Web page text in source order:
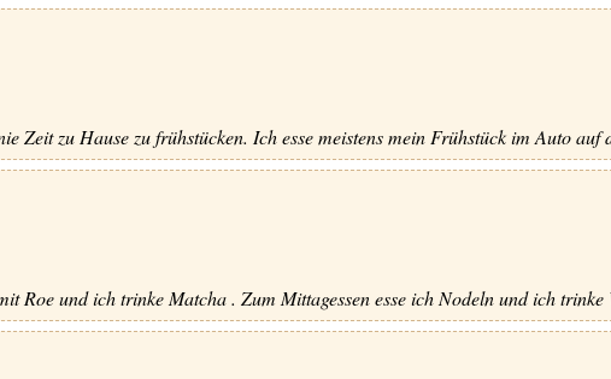
Zeit zu Hause zu frühstücken. Ich esse meistens mein Frühstück im Auto auf
Roe und ich trinke Matcha . Zum Mittagessen esse ich Nodeln und ich trinke